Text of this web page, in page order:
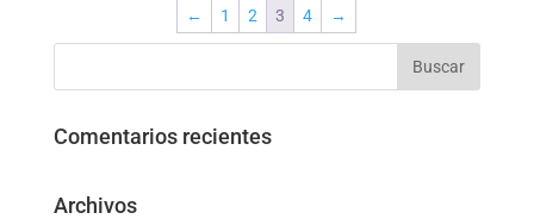
← 1 2 3 4 →
Comentarios recientes
Archivos